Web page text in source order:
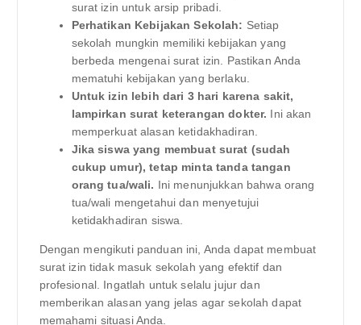
surat izin untuk arsip pribadi.
Perhatikan Kebijakan Sekolah: Setiap
sekolah mungkin memiliki kebijakan yang
berbeda mengenai surat izin. Pastikan Anda
mematuhi kebijakan yang berlaku.
Untuk izin lebih dari 3 hari karena sakit,
lampirkan surat keterangan dokter. Ini akan
memperkuat alasan ketidakhadiran.
Jika siswa yang membuat surat (sudah
cukup umur), tetap minta tanda tangan
orang tua/wali. Ini menunjukkan bahwa orang
tua/wali mengetahui dan menyetujui
ketidakhadiran siswa.
Dengan mengikuti panduan ini, Anda dapat membuat
surat izin tidak masuk sekolah yang efektif dan
profesional. Ingatlah untuk selalu jujur dan
memberikan alasan yang jelas agar sekolah dapat
memahami situasi Anda.